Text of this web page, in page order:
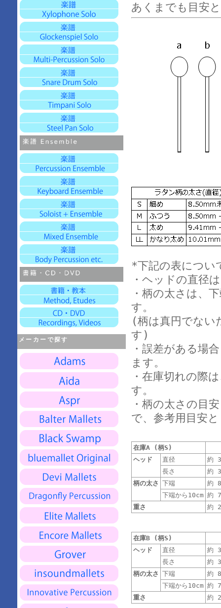
メーカーで探す
あくまでも目安
*下記の表につい
・ヘッドの直径
・柄の太さは、
す。
(柄は真円でない
す)
・誤差がある場
ます。
・在庫切れの際
す。
・柄の太さの
で、参考用目安
在庫A (柄S)
ヘッド
直径
約
長さ
約
柄の太さ 下端
約
下端から10cm 約
重さ
約
在庫B (柄S)
ヘッド
直径
約
長さ
約
柄の太さ 下端
約
下端から10cm 約
重さ
約